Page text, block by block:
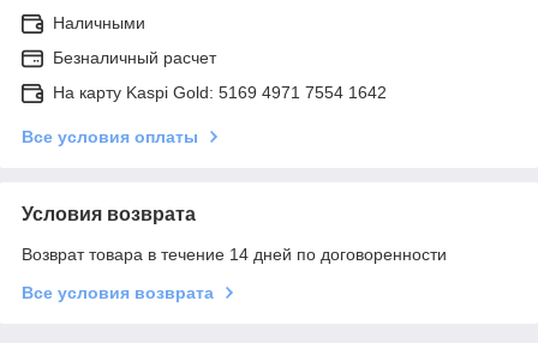
Наличными
Безналичный расчет
На карту Kaspi Gold: 5169 4971 7554 1642
Все условия оплаты
Условия возврата
Возврат товара в течение 14 дней по договоренности
Все условия возврата